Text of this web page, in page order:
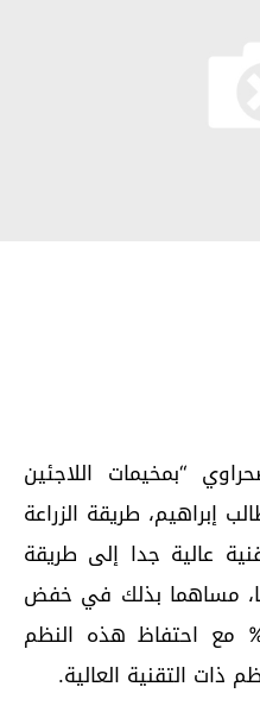
“بمخيمات اللاجئين
إبراهيم، طريقة الزراعة
عالية جدا إلى طريقة
مساهما بذلك في خفض
الانشائية إلى 10% مع احتفاظ هذه النظم